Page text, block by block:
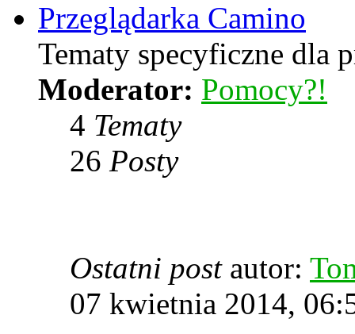
Przeglądarka Camino
Tematy specyficzne dla
Moderator: Pomocy?!
4 Tematy
26 Posty
Ostatni postautor:
07 kwietnia 2014,